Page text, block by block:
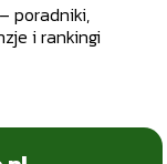
poradniki,
i rankingi